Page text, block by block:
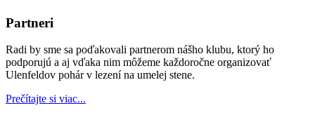
Partneri
Radi by sme sa poďakovali partnerom nášho klubu, ktorý ho
podporujú a aj vďaka nim môžeme každoročne organizovať
Ulenfeldov pohár v lezení na umelej stene.
Prečítajte si viac...